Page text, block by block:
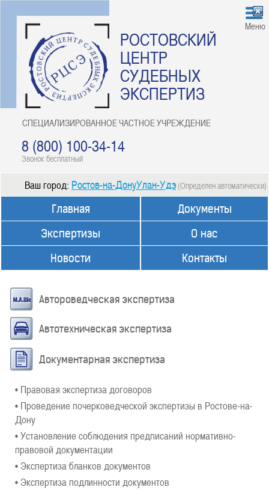
РОСТОВСКИЙ
ЦЕНТР
СУДЕБНЫХ
ЭКСПЕРТИЗ
СПЕЦИАЛИЗИРОВАННОЕ ЧАСТНОЕ УЧРЕЖДЕНИЕ
8 (800) 100-34-14
Звонок бесплатный
Меню
Ваш город: Ростов-на-ДонуУлан-Удэ (Определен автоматически)
Главная
Экспертизы
Новости
Документы
О нас
Контакты
Автороведческая экспертиза
Автотехническая экспертиза
Документарная экспертиза
• Правовая экспертиза договоров
• Проведение почерковедческой экспертизы в Ростове-на-
Дону
• Установление соблюдения предписаний нормативно-
правовой документации
• Экспертиза бланков документов
• Экспертиза подлинности документов